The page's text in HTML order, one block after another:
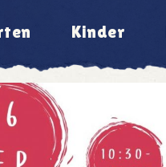
Kinder